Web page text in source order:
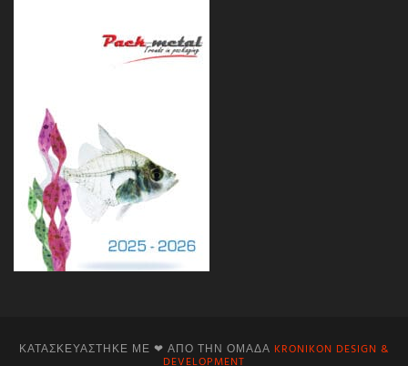
ΚΑΤΑΣΚΕΥΆΣΤΗΚΕ ΜΕ ❤ ΑΠΌ ΤΗΝ ΟΜΆΔΑ KRONIKON DESIGN &
DEVELOPMENT